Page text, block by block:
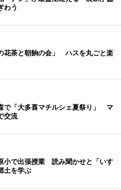
わう
花茶と朝餉の会」 ハスを丸ごと楽
で「大多喜マチルシェ夏祭り」 マ
交流
小で出張授業 読み聞かせと「いす
土を学ぶ